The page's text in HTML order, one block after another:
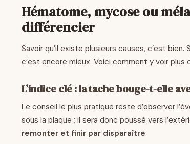
Hématome, mycose ou
différencier
Savoir qu’il existe plusieurs causes, c’est bien.
c’est encore mieux. Voici comment y voir plus
L’indice clé : la tache bouge-t-elle
Le conseil le plus pratique reste d’observer
sous la plaque ; il sera donc poussé vers
remonter et finir par disparaître.